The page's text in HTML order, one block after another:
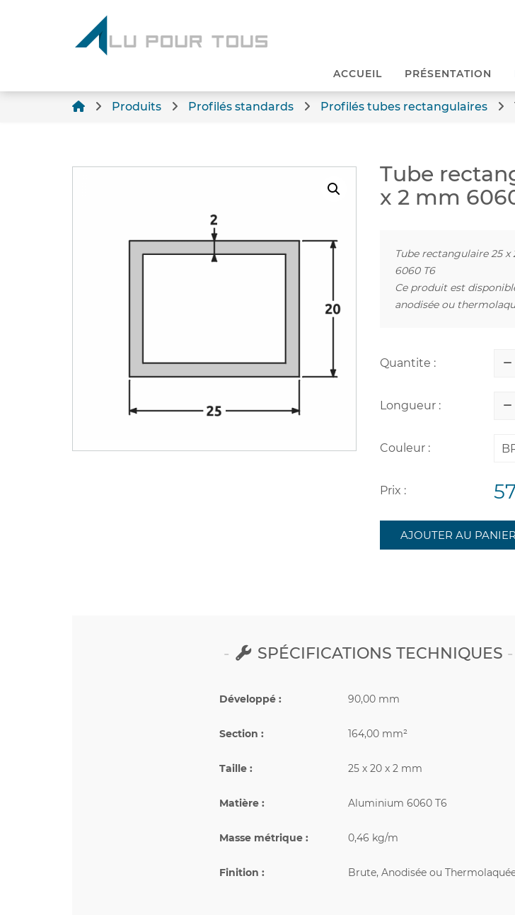
ACCUEIL PRÉSENTATION
Produits Profilés standards Profilés tubes rectangulaires
Tube
x 2 mm
Tube rectangulaire 25
6060 T6
Ce produit est
anodisée ou
Quantite :
Longueur :
Couleur :
Prix :
AJOUTER AU PANIER
SPÉCIFICATIONS TECHNIQUES
Développé : 90,00 mm
Section : 164,00 mm²
Taille : 25 x 20 x 2 mm
Matière : Aluminium 6060 T6
Masse métrique : 0,46 kg/m
Finition : Brute, Anodisée ou